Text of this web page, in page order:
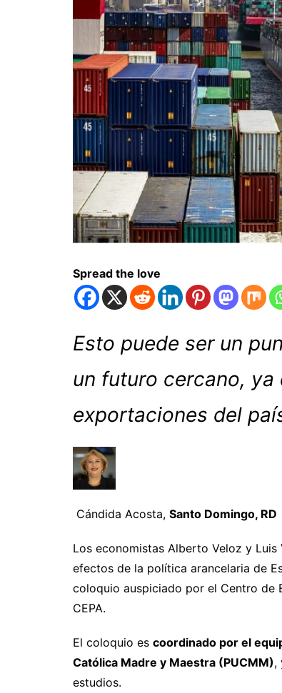
Spread the love
Esto puede ser un
un futuro cercano,
exportaciones del
Cándida Acosta, Santo Domingo, RD
Los economistas Alberto Veloz y
efectos de la política arancelaria de
coloquio auspiciado por el Centro de
CEPA.
El coloquio es coordinado por el
Católica Madre y Maestra (PUCMM),
estudios.